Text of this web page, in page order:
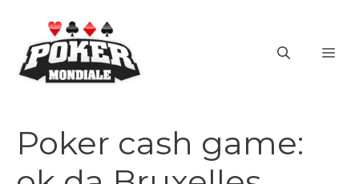
contenuto
Poker cash game: